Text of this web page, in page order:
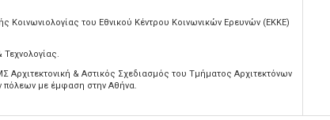
Κοινωνιολογίας του Εθνικού Κέντρου Κοινωνικών Ερευνών (ΕΚΚΕ)
Αρχιτεκτονική & Αστικός Σχεδιασμός του Τμήματος Αρχιτεκτόνων
πόλεων με έμφαση στην Αθήνα.